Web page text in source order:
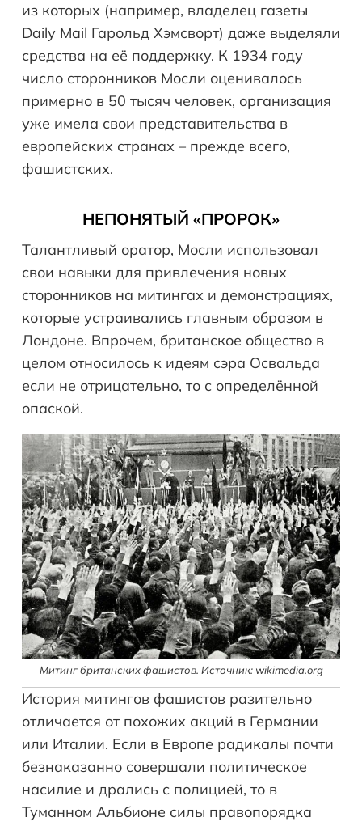
из которых (например, владелец газеты
Daily Mail Гарольд Хэмсворт) даже выделяли
средства на её поддержку. К 1934 году
число сторонников Мосли оценивалось
примерно в 50 тысяч человек, организация
уже имела свои представительства в
европейских странах – прежде всего,
фашистских.
НЕПОНЯТЫЙ «ПРОРОК»
Талантливый оратор, Мосли использовал
свои навыки для привлечения новых
сторонников на митингах и демонстрациях,
которые устраивались главным образом в
Лондоне. Впрочем, британское общество в
целом относилось к идеям сэра Освальда
если не отрицательно, то с определённой
опаской.
Митинг британских фашистов. Источник: wikimedia.org
История митингов фашистов разительно
отличается от похожих акций в Германии
или Италии. Если в Европе радикалы почти
безнаказанно совершали политическое
насилие и дрались с полицией, то в
Туманном Альбионе силы правопорядка